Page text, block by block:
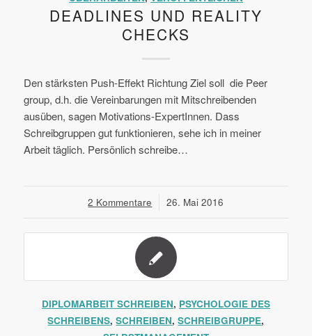
DEADLINES UND REALITY
CHECKS
Den stärksten Push-Effekt Richtung Ziel soll die Peer
group, d.h. die Vereinbarungen mit Mitschreibenden
ausüben, sagen Motivations-ExpertInnen. Dass
Schreibgruppen gut funktionieren, sehe ich in meiner
Arbeit täglich. Persönlich schreibe…
2 Kommentare
/ 26. Mai 2016
DIPLOMARBEIT SCHREIBEN, PSYCHOLOGIE DES
SCHREIBENS,SCHREIBEN,SCHREIBGRUPPE,